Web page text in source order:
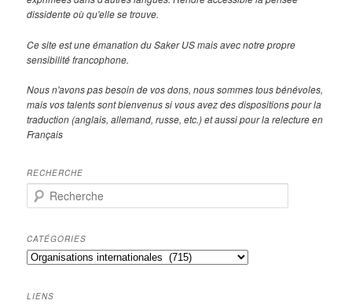
dissidente où qu'elle se trouve.
Ce site est une émanation du Saker US mais avec notre propre
sensibilité francophone.
Nous n'avons pas besoin de vos dons, nous sommes tous bénévoles,
mais vos talents sont bienvenus si vous avez des dispositions pour la
traduction (anglais, allemand, russe, etc.) et aussi pour la relecture en
Français
RECHERCHE
e
h
e
r
h
CATÉGORIES
Catégories
LIENS